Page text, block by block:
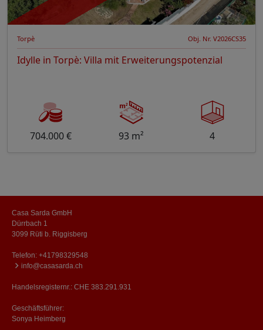
Torpè Obj. Nr. V2026CS35
Idylle in Torpè: Villa mit Erweiterungspotenzial
704.000 € 93 m² 4
Casa Sarda GmbH
Dürrbach 1
3099 Rüti b. Riggisberg
Telefon: +41798329548
info@casasarda.ch
Handelsregisternr.: CHE 383.291.931
Geschäftsführer:
Sonya Heimberg